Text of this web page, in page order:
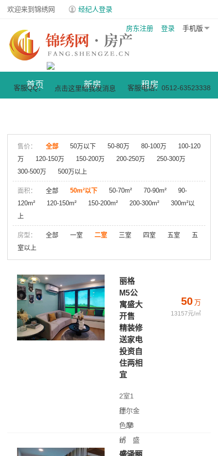
欢迎来到锦绣网 经纪人登录
房东注册 登录 手机版
客服QQ： 客服电话：0512-63523338
首页 新房 租房
售价： 全部 50万以下 50-80万 80-100万
100-120
万
120-150万 150-200万 200-250万
250-300万
300-500万
500万以上
面积： 全部 50m²以下 50-70m² 70-90m²
90-
120m²
120-150m² 150-200m² 200-300m²
300m²以
上
房型： 全部 一室 二室 三室 四室 五室
五
室以上
丽格
M5公
寓盛大
开售
精装修
送家电
投资自
住两相
宜
2室1
厅
|
38
㎡
|
德尔金
色摩
纺
盛
50万
13157元/㎡
盛泽丽